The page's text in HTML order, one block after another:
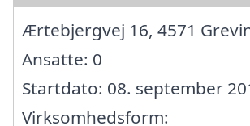
Ærtebjergvej 16, 4571
Ansatte: 0
Startdato: 08. september
Virksomhedsform: